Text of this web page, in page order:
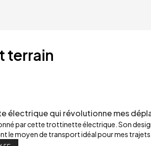
terrain
électrique qui révolutionne mes
par cette trottinette électrique. Son
le moyen de transport idéal pour mes trajets